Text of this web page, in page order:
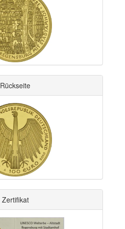
Rückseite
Zertifikat